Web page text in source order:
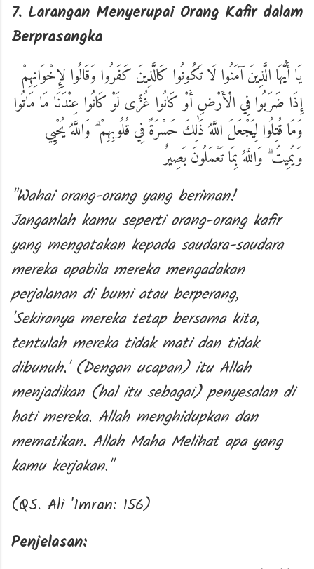
7. Larangan Menyerupai Orang Kafir dalam
Berprasangka
يَا أَيُّهَا الَّذِينَ آمَنُوا لَا تَكُونُوا كَالَّذِينَ كَفَرُوا وَقَالُوا لِإِخْوَانِهِمْ
إِذَا ضَرَبُوا فِي الْأَرْضِ أَوْ كَانُوا غُزًّى لَوْ كَانُوا عِنْدَنَا مَا مَاتُوا
وَمَا قُتِلُوا لِيَجْعَلَ اللَّهُ ذَٰلِكَ حَسْرَةً فِي قُلُوبِهِمْ ۗ وَاللَّهُ يُحْيِي
وَيُمِيتُ ۗ وَاللَّهُ بِمَا تَعْمَلُونَ بَصِيرٌ
"Wahai orang-orang yang beriman!
Janganlah kamu seperti orang-orang kafir
yang mengatakan kepada saudara-saudara
mereka apabila mereka mengadakan
perjalanan di bumi atau berperang,
'Sekiranya mereka tetap bersama kita,
tentulah mereka tidak mati dan tidak
dibunuh.' (Dengan ucapan) itu Allah
menjadikan (hal itu sebagai) penyesalan di
hati mereka. Allah menghidupkan dan
mematikan. Allah Maha Melihat apa yang
kamu kerjakan."
(QS. Ali 'Imran: 156)
Penjelasan: